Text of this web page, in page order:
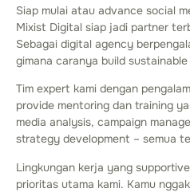
Siap mulai atau advance social
Mixist Digital siap jadi partner
Sebagai digital agency
gimana caranya build
Tim expert kami dengan
provide mentoring dan training
media analysis, campaign
strategy development – semua
Lingkungan kerja yang
prioritas utama kami. Kamu